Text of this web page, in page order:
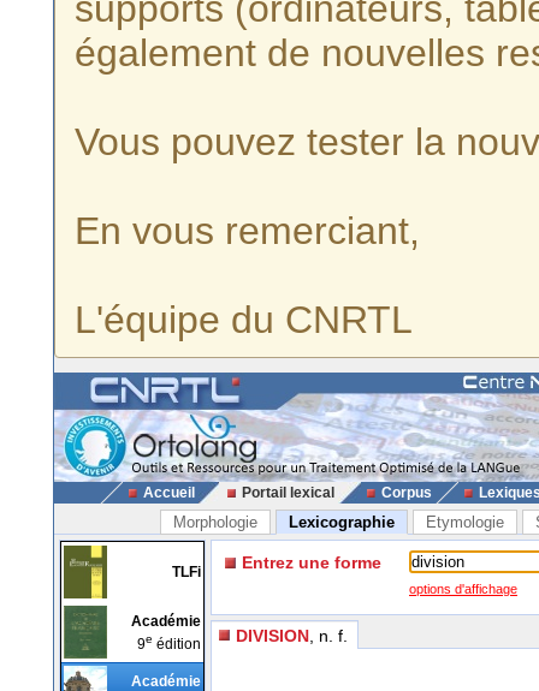
également de nouvelles
Vous pouvez tester la
En vous remerciant,
L'équipe du CNRTL
Accueil Portail lexical Corpus
Morphologie Lexicographie Etymologie
TLFi
Académie
9e édition
Académie
Entrez une forme
options d'affichage
DIVISION , n. f.